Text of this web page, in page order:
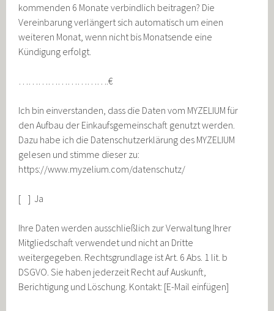
kommenden 6 Monate verbindlich beitragen? Die
Vereinbarung verlängert sich automatisch um einen
weiteren Monat, wenn nicht bis Monatsende eine
Kündigung erfolgt.
……………………….€
Ich bin einverstanden, dass die Daten vom MYZELIUM für
den Aufbau der Einkaufsgemeinschaft genutzt werden.
Dazu habe ich die Datenschutzerklärung des MYZELIUM
gelesen und stimme dieser zu:
https://www.myzelium.com/datenschutz/
[ ] Ja
Ihre Daten werden ausschließlich zur Verwaltung Ihrer
Mitgliedschaft verwendet und nicht an Dritte
weitergegeben. Rechtsgrundlage ist Art. 6 Abs. 1 lit. b
DSGVO. Sie haben jederzeit Recht auf Auskunft,
Berichtigung und Löschung. Kontakt: [E-Mail einfügen]